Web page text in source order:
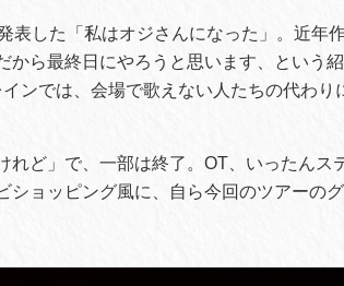
表した「私はオジさんになった」。近年
から最終日にやろうと思います、という
ンでは、会場で歌えない人たちの代わり
れど」で、一部は終了。OT、いったんス
ショッピング風に、自ら今回のツアーの